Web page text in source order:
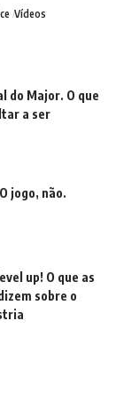
Vídeos
do Major. O que
a ser
jogo, não.
up! O que as
sobre o